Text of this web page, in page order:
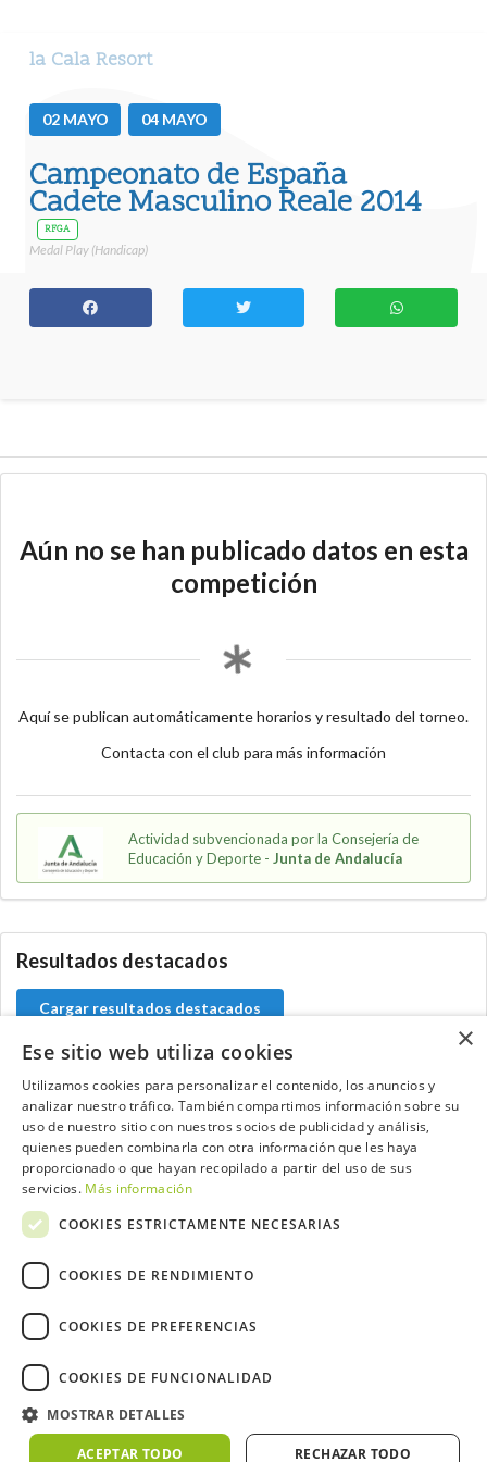
la Cala Resort
02 MAYO 04 MAYO
Campeonato de España
Cadete Masculino Reale 2014
RFGA
Medal Play (Handicap)
Aún no se han publicado datos en esta
competición
Aquí se publican automáticamente horarios y resultado del torneo.
Contacta con el club para más información
Actividad subvencionada por la Consejería de
Educación y Deporte - Junta de Andalucía
Resultados destacados
Cargar resultados destacados
Contacta con el equipo de NextCaddy
Opina Contacta
2026 ©NextCaddy.
Política de Cookies
Política de Privacidad
×
Ese sitio web utiliza cookies
Utilizamos cookies para personalizar el contenido, los anuncios y
analizar nuestro tráfico. También compartimos información sobre su
uso de nuestro sitio con nuestros socios de publicidad y análisis,
quienes pueden combinarla con otra información que les haya
proporcionado o que hayan recopilado a partir del uso de sus
servicios. Más información
COOKIES ESTRICTAMENTE NECESARIAS
COOKIES DE RENDIMIENTO
COOKIES DE PREFERENCIAS
COOKIES DE FUNCIONALIDAD
MOSTRAR DETALLES
ACEPTAR TODO RECHAZAR TODO